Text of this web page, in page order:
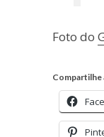
Foto do
Compartilhe